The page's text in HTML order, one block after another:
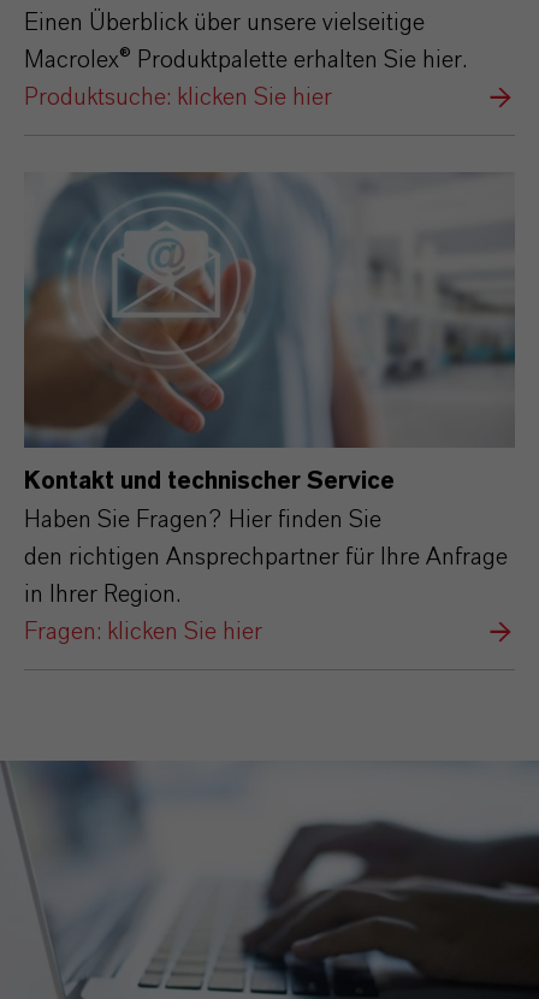
Einen Überblick über unsere vielseitige
Macrolex® Produktpalette erhalten Sie hier.
Produktsuche: klicken Sie hier
Kontakt und technischer Service
Haben Sie Fragen? Hier finden Sie
den richtigen Ansprechpartner für Ihre Anfrage
in Ihrer Region.
Fragen: klicken Sie hier